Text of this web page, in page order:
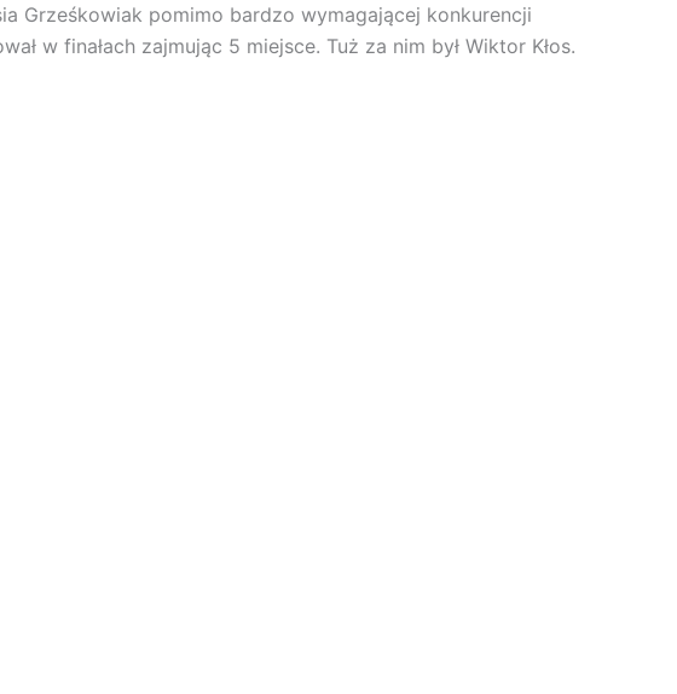
Grześkowiak pomimo bardzo wymagającej konkurencji
w finałach zajmując 5 miejsce. Tuż za nim był Wiktor Kłos.